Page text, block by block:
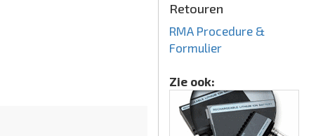
Retouren
RMA Procedure &
Formulier
Zie ook: